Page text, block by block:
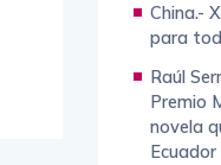
China.-
para
Raúl
Premio
novela
Ecuador